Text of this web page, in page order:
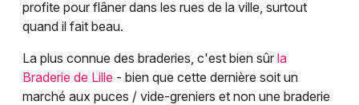
profite pour flâner dans les rues de la ville, surtout
quand il fait beau.
La plus connue des braderies, c'est bien sûr la
Braderie de Lille - bien que cette dernière soit un
marché aux puces / vide-greniers et non une braderie